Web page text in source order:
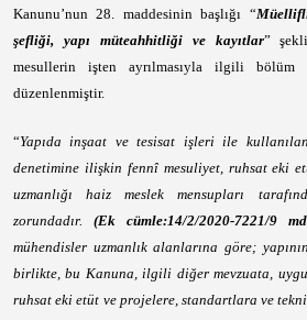
Kanunu’nun 28. maddesinin başlığı “
şefliği, yapı müteahhitliği ve kayıtlar”
mesullerin işten ayrılmasıyla ilgili bölüm
düzenlenmiştir.
“Yapıda inşaat ve tesisat işleri ile
denetimine ilişkin fennî mesuliyet, ruhsat eki
uzmanlığı haiz meslek mensupları
zorundadır.(Ek cümle:14/2/2020-7221/9
mühendisler uzmanlık alanlarına göre;
birlikte, bu Kanuna, ilgili diğer mevzuata,
ruhsat eki etüt ve projelere, standartlara ve